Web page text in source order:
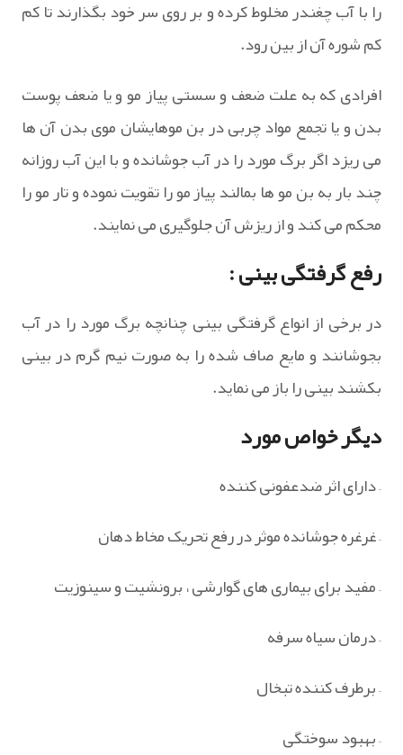
را با آب چغندر مخلوط کرده و بر روی سر خود بگذارند تا کم
کم شوره آن از بین رود.
افرادی که به علت ضعف و سستی پیاز مو و یا ضعف پوست
بدن و یا تجمع مواد چربی در بن موهایشان موی بدن آن ها
می ریزد اگر برگ مورد را در آب جوشانده و با این آب روزانه
چند بار به بن مو ها بمالند پیاز مو را تقویت نموده و تار مو را
محکم می کند و از ریزش آن جلوگیری می نمایند.
رفع گرفتگی بینی :
در برخی از انواع گرفتگی بینی چنانچه برگ مورد را در آب
بجوشانند و مایع صاف شده را به صورت نیم گرم در بینی
بکشند بینی را باز می نماید.
دیگر خواص مورد
– دارای اثر ضدعفونی کننده
– غرغره جوشانده موثر در رفع تحریک مخاط دهان
– مفید برای بیماری های گوارشی ، برونشیت و سینوزیت
– درمان سیاه سرفه
– برطرف کننده تبخال
– بهبود سوختگی